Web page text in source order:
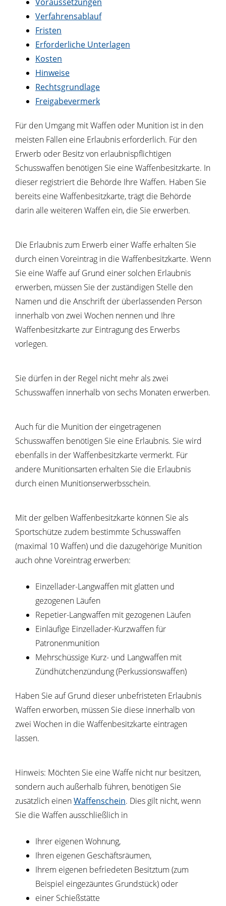
Verfahrensablauf
Fristen
Erforderliche Unterlagen
Kosten
Hinweise
Rechtsgrundlage
Freigabevermerk
Für den Umgang mit Waffen oder Munition ist in den
meisten Fällen eine Erlaubnis erforderlich. Für den
Erwerb oder Besitz von erlaubnispflichtigen
Schusswaffen benötigen Sie eine Waffenbesitzkarte. In
dieser registriert die Behörde Ihre Waffen. Haben Sie
bereits eine Waffenbesitzkarte, trägt die Behörde
darin alle weiteren Waffen ein, die Sie erwerben.
Die Erlaubnis zum Erwerb einer Waffe erhalten Sie
durch einen Voreintrag in die Waffenbesitzkarte. Wenn
Sie eine Waffe auf Grund einer solchen Erlaubnis
erwerben, müssen Sie der zuständigen Stelle den
Namen und die Anschrift der überlassenden Person
innerhalb von zwei Wochen nennen und Ihre
Waffenbesitzkarte zur Eintragung des Erwerbs
vorlegen.
Sie dürfen in der Regel nicht mehr als zwei
Schusswaffen innerhalb von sechs Monaten erwerben.
Auch für die Munition der eingetragenen
Schusswaffen benötigen Sie eine Erlaubnis. Sie wird
ebenfalls in der Waffenbesitzkarte vermerkt. Für
andere Munitionsarten erhalten Sie die Erlaubnis
durch einen Munitionserwerbsschein.
Mit der gelben Waffenbesitzkarte können Sie als
Sportschütze zudem bestimmte Schusswaffen
(maximal 10 Waffen) und die dazugehörige Munition
auch ohne Voreintrag erwerben:
Einzellader-Langwaffen mit glatten und
gezogenen Läufen
Repetier-Langwaffen mit gezogenen Läufen
Einläufige Einzellader-Kurzwaffen für
Patronenmunition
Mehrschüssige Kurz- und Langwaffen mit
Zündhütchenzündung (Perkussionswaffen)
Haben Sie auf Grund dieser unbefristeten Erlaubnis
Waffen erworben, müssen Sie diese innerhalb von
zwei Wochen in die Waffenbesitzkarte eintragen
lassen.
Hinweis: Möchten Sie eine Waffe nicht nur besitzen,
sondern auch außerhalb führen, benötigen Sie
zusätzlich einenWaffenschein. Dies gilt nicht, wenn
Sie die Waffen ausschließlich in
Ihrer eigenen Wohnung,
Ihren eigenen Geschäftsräumen,
Ihrem eigenen befriedeten Besitztum (zum
Beispiel eingezäuntes Grundstück) oder
einer Schießstätte